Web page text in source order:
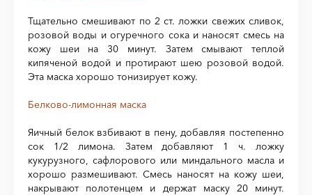
Тщательно смешивают по 2 ст. ложки свежих сливок,
розовой воды и огуречного сока и наносят смесь на
кожу шеи на 30 минут. Затем смывают теплой
кипяченой водой и протирают шею розовой водой.
Эта маска хорошо тонизирует кожу.
Белково-лимонная маска
Яичный белок взбивают в пену, добавляя постепенно
сок 1/2 лимона. Затем добавляют 1 ч. ложку
кукурузного, сафлорового или миндального масла и
хорошо размешивают. Смесь наносят на кожу шеи,
накрывают полотенцем и держат маску 20 минут.